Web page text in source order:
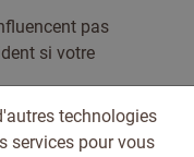
pas
si votre
technologies
services pour vous